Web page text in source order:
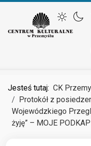
Jesteś tutaj: CK
Protokół z
Wojewódzkiego
żyję” – MOJE